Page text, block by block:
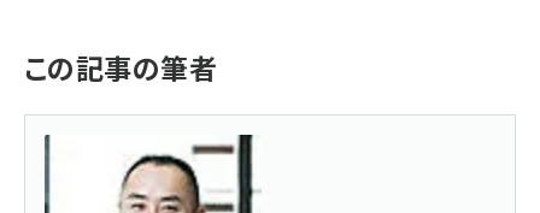
この記事の筆者